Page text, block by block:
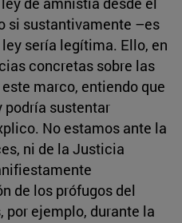
si sustantivamente –es
sería legítima. Ello, en
concretas sobre las
marco, entiendo que
podría sustentar
No estamos ante la
ni de la Justicia
de los prófugos del
por ejemplo, durante la